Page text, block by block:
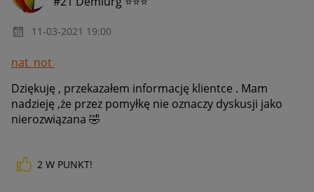
‎11-03-2021 19:00
nat_not
Dziękuję , przekazałem informację klientce . Mam
nadzieję ,że przez pomyłkę nie oznaczy dyskusji jako
nierozwiązana 🤣
2 W PUNKT!